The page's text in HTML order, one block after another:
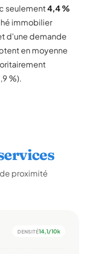
seulement4,4 %
immobilier
d'une demande
en moyenne
%).
proximité
DENSITÉ14,1/10k